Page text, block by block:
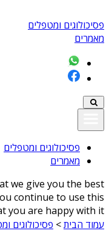
פסיכולוגים ומטפלים
מאמרים
פסיכולוגים ומטפלים
מאמרים
we give you the best
continue to use this
you are happy with it
עמוד הבית> פסיכולוגים